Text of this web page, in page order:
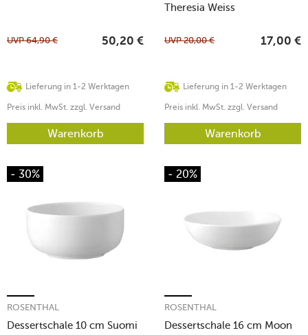
Lieferung in 1-2 Werktagen
UVP64,90 € 50,20 €
Preis inkl. MwSt. zzgl. Versand
Warenkorb
Theresia Weiss
Lieferung in 1-2 Werktagen
UVP20,00 € 17,00 €
Preis inkl. MwSt. zzgl. Versand
Warenkorb
- 30%
Dessertschale 10 cm Suomi
ROSENTHAL
- 20%
Dessertschale 16 cm Moon
ROSENTHAL